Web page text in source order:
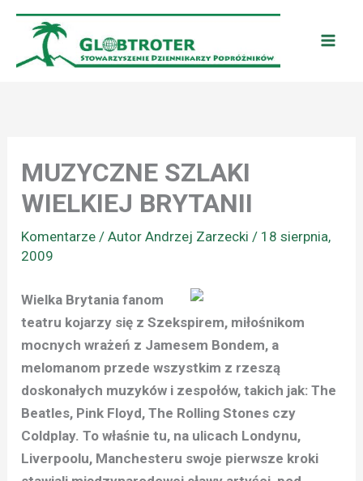
Przejdź
treści
MUZYCZNE SZLAKI
WIELKIEJ BRYTANII
Komentarze / Autor Andrzej Zarzecki/ 18 sierpnia,
2009
Wielka Brytania fanom
teatru kojarzy się z Szekspirem, miłośnikom
mocnych wrażeń z Jamesem Bondem, a
melomanom przede wszystkim z rzeszą
doskonałych muzyków i zespołów, takich jak: The
Beatles, Pink Floyd, The Rolling Stones czy
Coldplay. To właśnie tu, na ulicach Londynu,
Liverpoolu, Manchesteru swoje pierwsze kroki